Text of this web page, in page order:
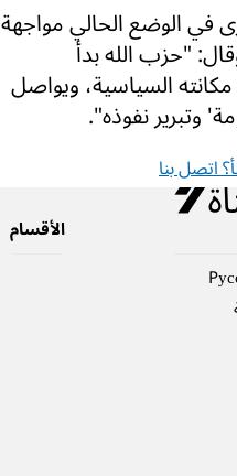
في الوضع الحالي مواجهة
"حزب الله بدأ
السياسية، ويواصل
وتبرير نفوذه".
اتصل بنا
الأقسام